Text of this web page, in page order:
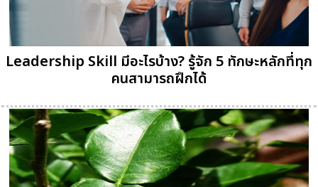
Leadership Skill มีอะไรบ้าง? รู้จัก 5 ทักษะหลักที่ทุก
คนสามารถฝึกได้